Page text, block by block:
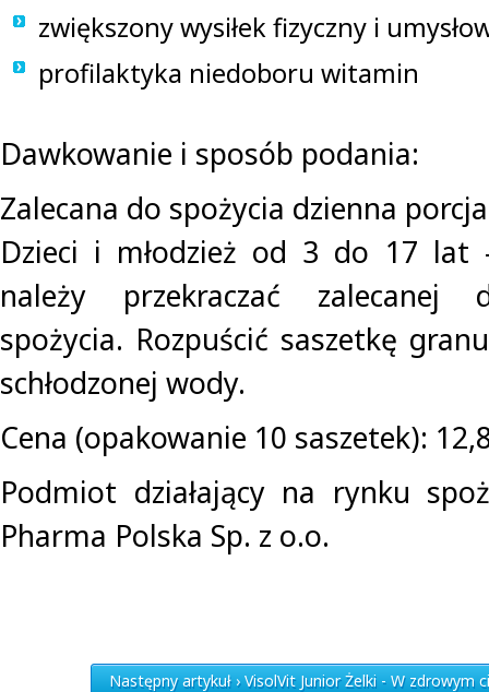
zwiększony wysiłek fizyczny i
profilaktyka niedoboru witamin
Dawkowanie i sposób podania:
Zalecana do spożycia dzienna
Dzieci i młodzież od 3 do 17 lat
należy przekraczać zalecanej
spożycia. Rozpuścić saszetkę
schłodzonej wody.
Cena (opakowanie 10 saszetek):
Podmiot działający na rynku
Pharma Polska Sp. z o.o.
Następny artykuł › VisolVit Junior Żelki - W zdrowym